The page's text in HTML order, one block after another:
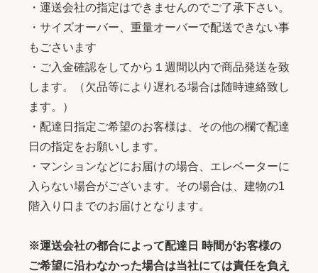
・運送会社の指定はできませんのでご了承下さい。
・サイズオーバー、重量オーバーで配送できない事
もごさいます
・ご入金確認をしてから１週間以内で商品発送を致
します。（欠品等により遅れる場合は随時連絡致し
ます。）
・配達日指定ご希望のお客様は、その他の欄で配達
日の指定をお願いします。
・マンションなどにお届けの場合、エレベーターに
入らない場合がございます。その場合は、建物の1
階入り口までのお届けとなります。
※運送会社の都合によって配達日 時間がお客様の
ご希望に沿わなかった場合は当社にては責任を負え